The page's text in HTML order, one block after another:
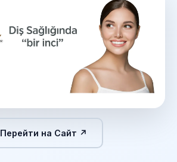
Перейти на Сайт ↗